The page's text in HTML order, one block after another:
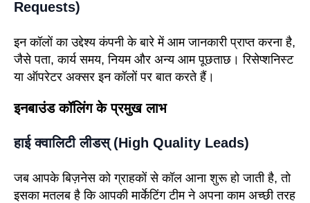
Requests)
इन कॉलों का उद्देश्य कंपनी के बारे में आम जानकारी प्राप्त करना है,
जैसे पता, कार्य समय, नियम और अन्य आम पूछताछ। रिसेप्शनिस्ट
या ऑपरेटर अक्सर इन कॉलों पर बात करते हैं।
इनबाउंड कॉलिंग के प्रमुख लाभ
हाई क्वालिटी लीडस् (High Quality Leads)
जब आपके बिज़नेस को ग्राहकों से कॉल आना शुरू हो जाती है, तो
इसका मतलब है कि आपकी मार्केटिंग टीम ने अपना काम अच्छी तरह